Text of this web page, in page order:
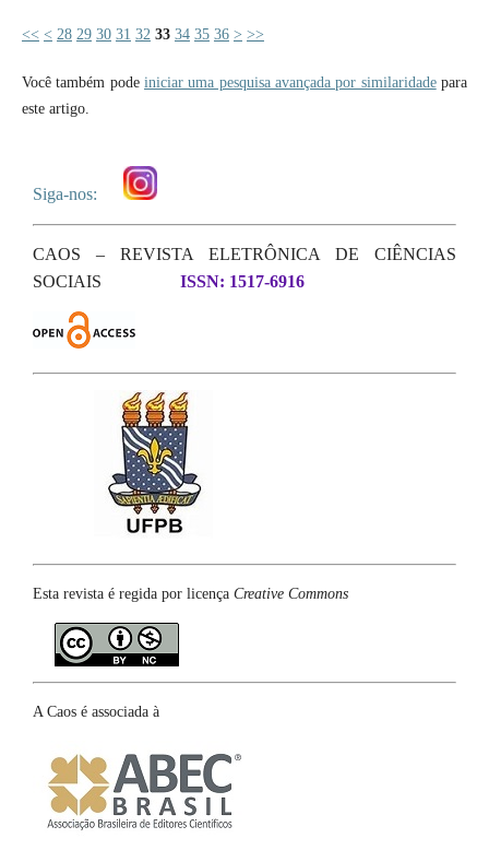
<< < 28 29 30 31 32 33 34 35 36 > >>
Você também pode iniciar uma pesquisa avançada por similaridadepara
este artigo.
Siga-nos:
CAOS – REVISTA ELETRÔNICA DE CIÊNCIAS
SOCIAIS
ISSN: 1517-6916
Esta revista é regida por licença Creative Commons
A Caos é associada à